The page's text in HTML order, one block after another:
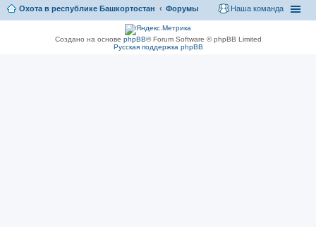
Охота в республике Башкортостан Форумы Наша команда
Создано на основе phpBB® Forum Software © phpBB Limited
Русская поддержка phpBB